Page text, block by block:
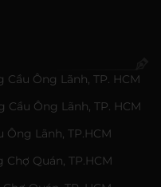
Ông Lãnh, TP. HCM
Ông Lãnh, TP. HCM
Ông Lãnh, TP.HCM
Quán, TP.HCM